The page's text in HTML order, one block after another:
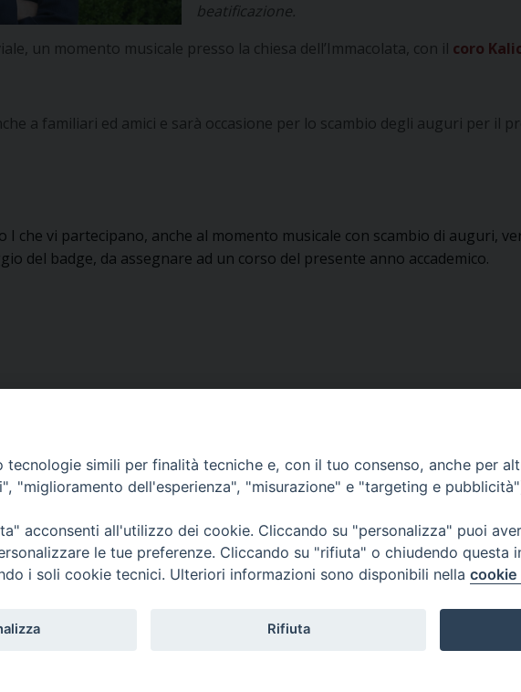
beatificazione.
un momento musicale presso la chiesa dell’Immacolata, con il coro
a familiari ed amici e sarà occasione per lo scambio degli auguri per il
I che vi partecipano, anche al momento musicale con scambio di auguri,
del badge, da assegnare ad un corso del presente anno accademico.
Veneto Orientale – A Belluno e a Treviso
tecnologie simili per finalità tecniche e, con il tuo consenso, anche per
"miglioramento dell'esperienza", "misurazione" e "targeting e
acconsenti all'utilizzo dei cookie. Cliccando su "personalizza" puoi
le tue preferenze. Cliccando su "rifiuta" o chiudendo questa
i soli cookie tecnici. Ulteriori informazioni sono disponibili nella cookie
Rifiuta